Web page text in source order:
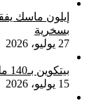
إيلون ماسك
بسخرية
27 يوليو، 2026
بيتكوين بـ140 مليون دولار وانتهاء التوزيع الكبير
15 يوليو، 2026